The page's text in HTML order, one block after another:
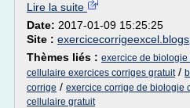
Lire la suite
Date: 2017-01-09 15:25:25
Site :
Thèmes liés : exercice de
cellulaire exercices corriges gratuit/
corrige / exercice corrige de biologie
cellulaire gratuit